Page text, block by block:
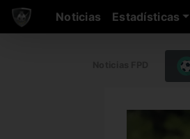
Noticias Estadísticas